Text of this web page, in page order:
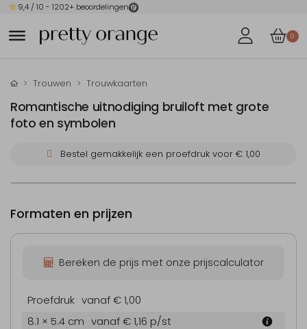
9,4 / 10 - 1202+ beoordelingen
0
Trouwen Trouwkaarten
Romantische uitnodiging bruiloft met grote
foto en symbolen
Bestel gemakkelijk een proefdruk voor € 1,00
Formaten en prijzen
Bereken de prijs met onze prijscalculator
Proefdruk vanaf € 1,00
8.1 × 5.4 cm vanaf € 1,16 p/st